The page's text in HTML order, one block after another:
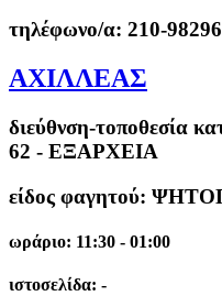
τηλέφωνο/α: 210-
ΑΧΙΛΛΕΑΣ
διεύθνση-τοποθεσία
62 - ΕΞΑΡΧΕΙΑ
είδος φαγητού:
ωράριο: 11:30 - 01:00
ιστοσελίδα: -